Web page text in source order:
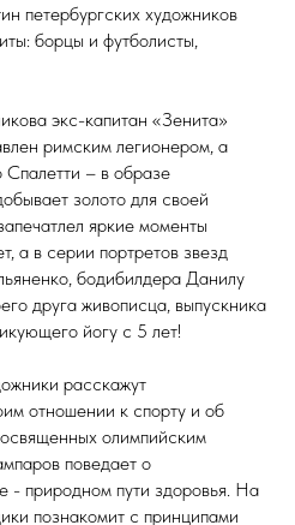
петербургских художников
борцы и футболисты,
экс-капитан «Зенита»
римским легионером, а
Спалетти – в образе
золото для своей
яркие моменты
а в серии портретов звезд
бодибилдера Данилу
друга живописца, выпускника
йогу с 5 лет!
расскажут
отношении к спорту и об
олимпийским
поведает о
- природном пути здоровья. На
познакомит с принципами